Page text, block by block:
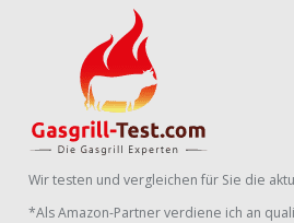
Wir testen und vergleichen für Sie die
*Als Amazon-Partner verdiene ich an